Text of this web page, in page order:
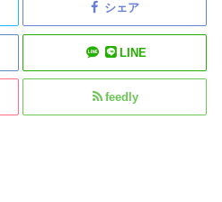
シェア
LINE
feedly